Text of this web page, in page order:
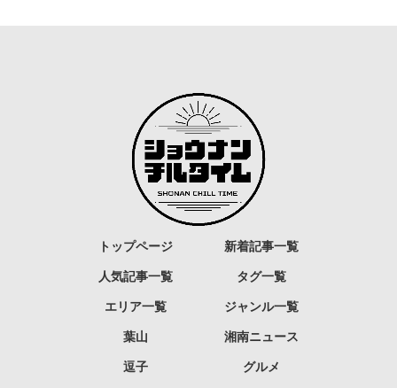
トップページ 新着記事一覧
人気記事一覧 タグ一覧
エリア一覧
葉山
逗子
ジャンル一覧
湘南ニュース
グルメ